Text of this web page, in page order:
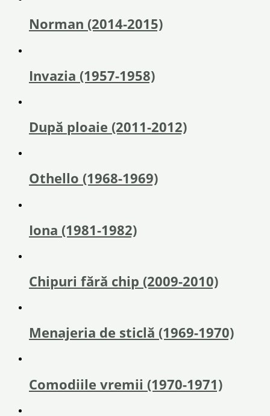
Norman (2014-2015)
Invazia (1957-1958)
După ploaie (2011-2012)
Othello (1968-1969)
Iona (1981-1982)
Chipuri fără chip (2009-2010)
Menajeria de sticlă (1969-1970)
Comodiile vremii (1970-1971)